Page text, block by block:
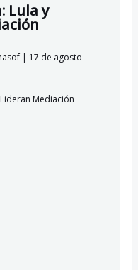
Lula y
| 17 de agosto
Mediación